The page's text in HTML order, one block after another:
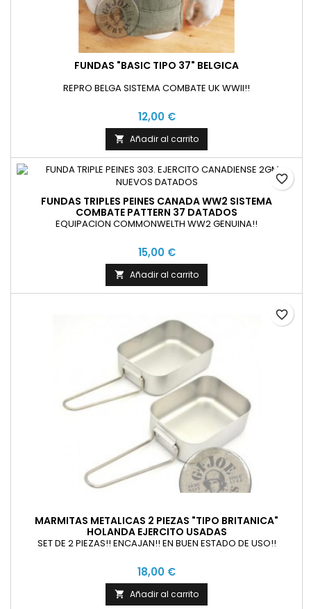
FUNDAS "BASIC TIPO 37" BELGICA
REPRO BELGA SISTEMA COMBATE UK WWII!!
12,00 €
 Añadir al carrito
FUNDAS TRIPLES PEINES CANADA WW2 SISTEMA
COMBATE PATTERN 37 DATADOS
EQUIPACION COMMONWELTH WW2 GENUINA!!
15,00 €
 Añadir al carrito
favorite_border
MARMITAS METALICAS 2 PIEZAS "TIPO BRITANICA"
HOLANDA EJERCITO USADAS
SET DE 2 PIEZAS!! ENCAJAN!! EN BUEN ESTADO DE USO!!
18,00 €
 Añadir al carrito
favorite_border